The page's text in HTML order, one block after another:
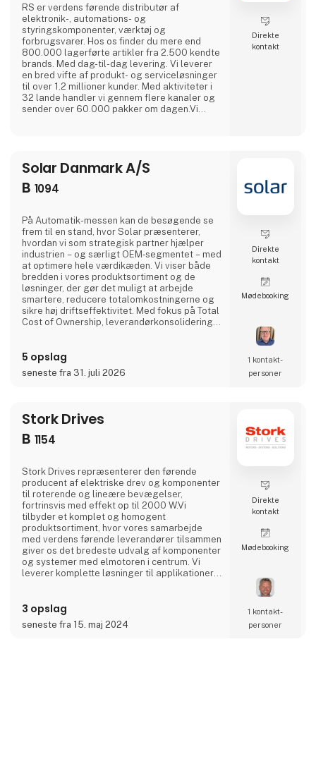
RS er verdens førende distributør af
elektronik-, automations- og
styringskomponenter, værktøj og
forbrugsvarer. Hos os finder du mere end
800.000 lagerførte artikler fra 2.500 kendte
brands. Med dag-til-dag levering. Vi leverer
en bred vifte af produkt- og serviceløsninger
til over 1.2 millioner kunder. Med aktiviteter i
32 lande handler vi gennem flere kanaler og
sender over 60.000 pakker om dagen.Vi
i byggefasen, reducering af
indkøbsomkostninger eller optime
Direkte
kontakt
Solar Danmark A/S
B 1094
På Automatik-messen kan de besøgende se
frem til en stand, hvor Solar præsenterer,
hvordan vi som strategisk partner hjælper
industrien – og særligt OEM‑segmentet – med
at optimere hele værdikæden. Vi viser både
bredden i vores produktsortiment og de
løsninger, der gør det muligt at arbejde
smartere, reducere totalomkostningerne og
sikre høj driftseffektivitet. Med fokus på Total
Cost of Ownership, leverandørkonsolidering
logistik og produktion hos vores kunder.Solar
medbringer inspiration og konkrete
eksempler på intelligente og effektive
5 opslag
seneste fra 31. juli 2026
Direkte
kontakt
Møde­booking
1 kontakt­
personer
Stork Drives
B 1154
Stork Drives repræsenterer den førende
producent af elektriske drev og komponenter
til roterende og lineære bevægelser,
fortrinsvis med effekt op til 2000 W.Vi
tilbyder et komplet og homogent
produktsortiment, hvor vores samarbejde
med verdens førende leverandører tilsammen
giver os det bredeste udvalg af komponenter
og systemer med elmotoren i centrum. Vi
leverer komplette løsninger til applikationer
organisation, der har udviklet sig med fokus
på teknisk ekspertise, kvalitet, service og
logistik, giver de rette forudsætninger for et
3 opslag
seneste fra 15. maj 2024
Direkte
kontakt
Møde­booking
1 kontakt­
personer